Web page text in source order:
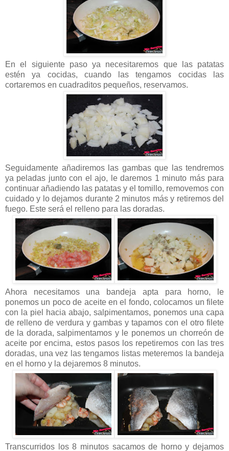
En el siguiente paso ya necesitaremos que las patatas
estén ya cocidas, cuando las tengamos cocidas las
cortaremos en cuadraditos pequeños, reservamos.
Seguidamente añadiremos las gambas que las tendremos
ya peladas junto con el ajo, le daremos 1 minuto más para
continuar añadiendo las patatas y el tomillo, removemos con
cuidado y lo dejamos durante 2 minutos más y retiremos del
fuego. Este será el relleno para las doradas.
Ahora necesitamos una bandeja apta para horno, le
ponemos un poco de aceite en el fondo, colocamos un filete
con la piel hacia abajo, salpimentamos, ponemos una capa
de relleno de verdura y gambas y tapamos con el otro filete
de la dorada, salpimentamos y le ponemos un chorreón de
aceite por encima, estos pasos los repetiremos con las tres
doradas, una vez las tengamos listas meteremos la bandeja
en el horno y la dejaremos 8 minutos.
Transcurridos los 8 minutos sacamos de horno y dejamos